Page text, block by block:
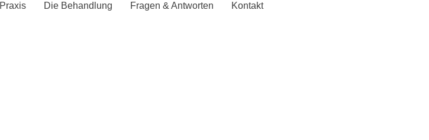
Die Behandlung Fragen & Antworten Kontakt